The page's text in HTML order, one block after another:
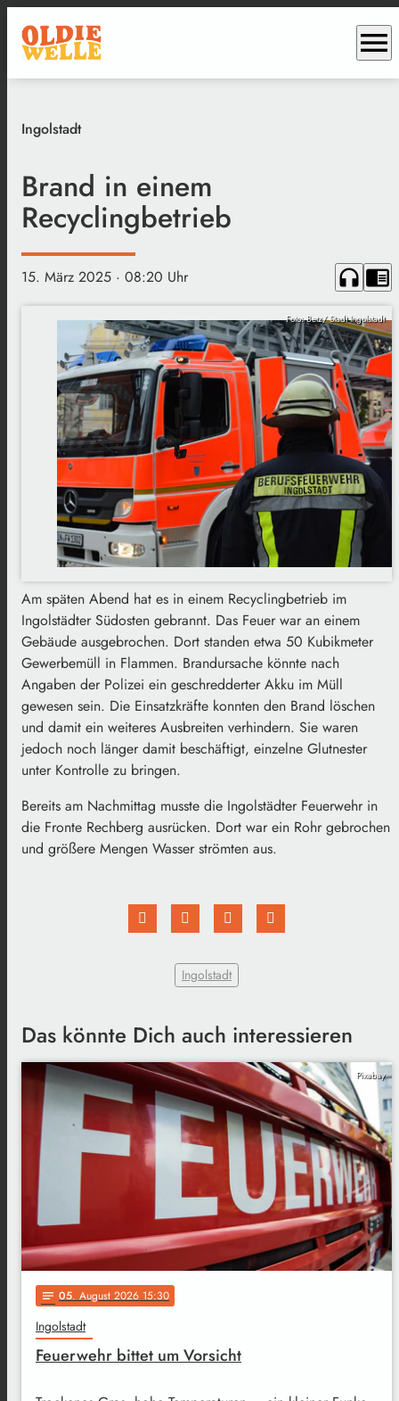
menu
Ingolstadt
Brand in einem
Recyclingbetrieb
15. März 2025 · 08:20 Uhr headphones chrome_reader_mode
Foto: Betz/ Stadt Ingolstadt
Am späten Abend hat es in einem Recyclingbetrieb im
Ingolstädter Südosten gebrannt. Das Feuer war an einem
Gebäude ausgebrochen. Dort standen etwa 50 Kubikmeter
Gewerbemüll in Flammen. Brandursache könnte nach
Angaben der Polizei ein geschredderter Akku im Müll
gewesen sein. Die Einsatzkräfte konnten den Brand löschen
und damit ein weiteres Ausbreiten verhindern. Sie waren
jedoch noch länger damit beschäftigt, einzelne Glutnester
unter Kontrolle zu bringen.
Bereits am Nachmittag musste die Ingolstädter Feuerwehr in
die Fronte Rechberg ausrücken. Dort war ein Rohr gebrochen
und größere Mengen Wasser strömten aus.
Ingolstadt
Das könnte Dich auch interessieren
Pixabay
notes 05. August 2026 15:30
Ingolstadt
Feuerwehr bittet um Vorsicht